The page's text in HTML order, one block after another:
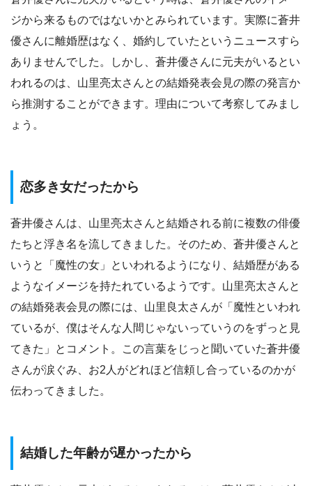
ジから来るものではないかとみられています。実際に蒼井
優さんに離婚歴はなく、婚約していたというニュースすら
ありませんでした。しかし、蒼井優さんに元夫がいるとい
われるのは、山里亮太さんとの結婚発表会見の際の発言か
ら推測することができます。理由について考察してみまし
ょう。
恋多き女だったから
蒼井優さんは、山里亮太さんと結婚される前に複数の俳優
たちと浮き名を流してきました。そのため、蒼井優さんと
いうと「魔性の女」といわれるようになり、結婚歴がある
ようなイメージを持たれているようです。山里亮太さんと
の結婚発表会見の際には、山里良太さんが「魔性といわれ
ているが、僕はそんな人間じゃないっていうのをずっと見
てきた」とコメント。この言葉をじっと聞いていた蒼井優
さんが涙ぐみ、お2人がどれほど信頼し合っているのかが
伝わってきました。
結婚した年齢が遅かったから